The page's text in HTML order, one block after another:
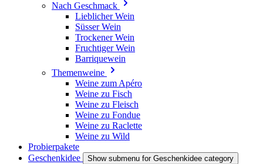
Nach Geschmack
Lieblicher Wein
Süsser Wein
Trockener Wein
Fruchtiger Wein
Barriquewein
Themenweine
Weine zum Apéro
Weine zu Fisch
Weine zu Fleisch
Weine zu Fondue
Weine zu Raclette
Weine zu Wild
Probierpakete
Geschenkidee
Show submenu for Geschenkidee category